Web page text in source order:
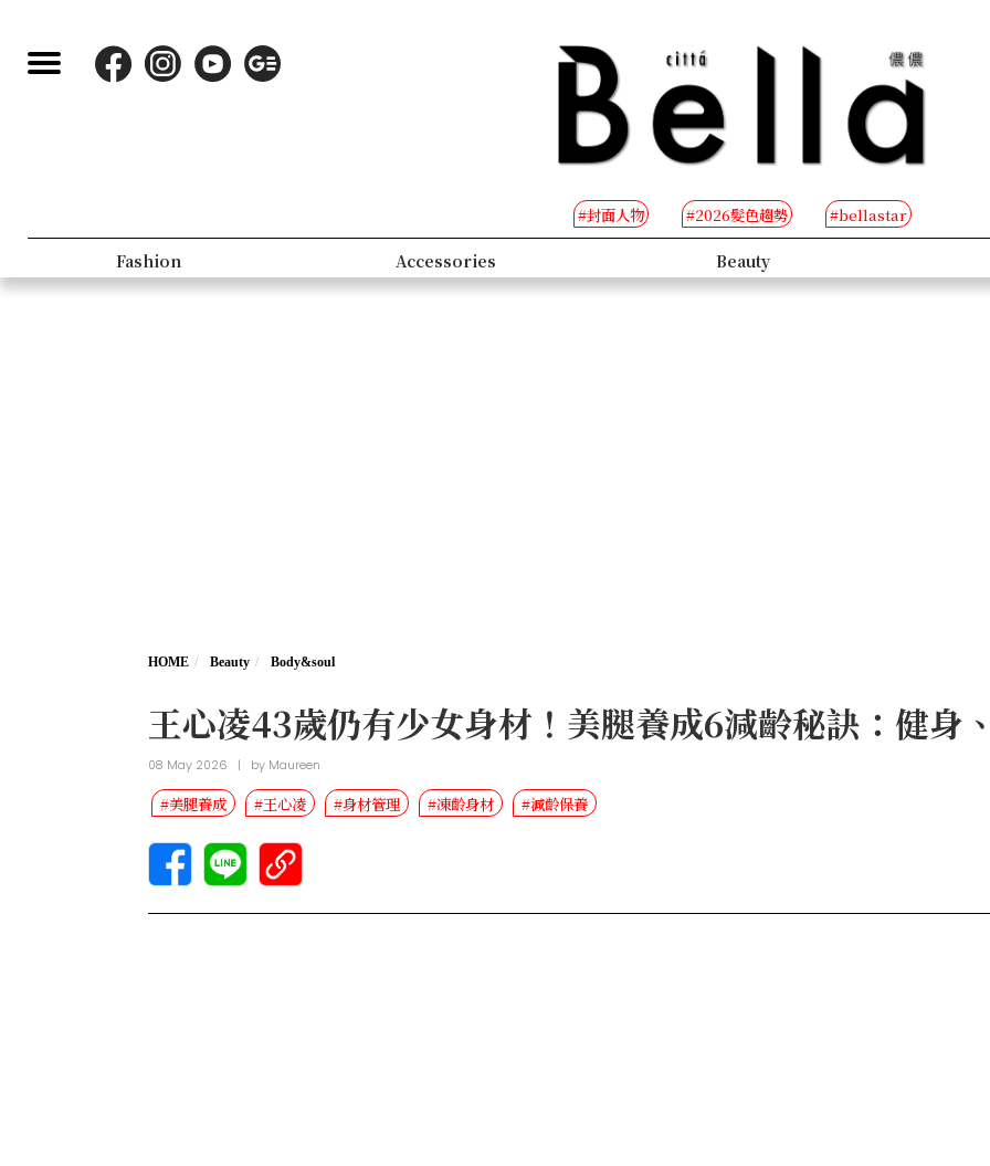
#封面人物 #2026髮色趨勢 #bellastar
Fashion Accessories Beauty
HOME Beauty Body&soul
王心凌43歲仍有少女身材！美腿養成6減齡秘訣：健身
08 May 2026 | by Maureen
#美腿養成 #王心凌 #身材管理 #凍齡身材 #減齡保養